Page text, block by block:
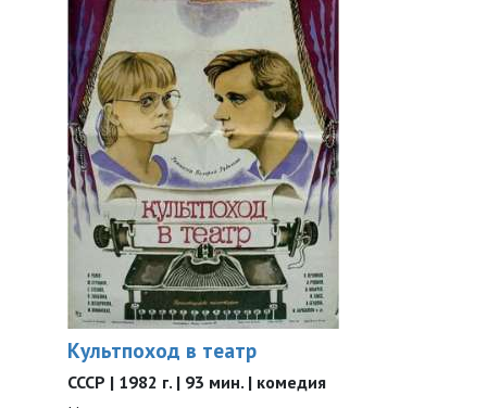
Культпоход в театр
СССР | 1982 г. | 93 мин. | комедия